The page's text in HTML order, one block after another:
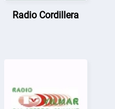
Radio Cordillera